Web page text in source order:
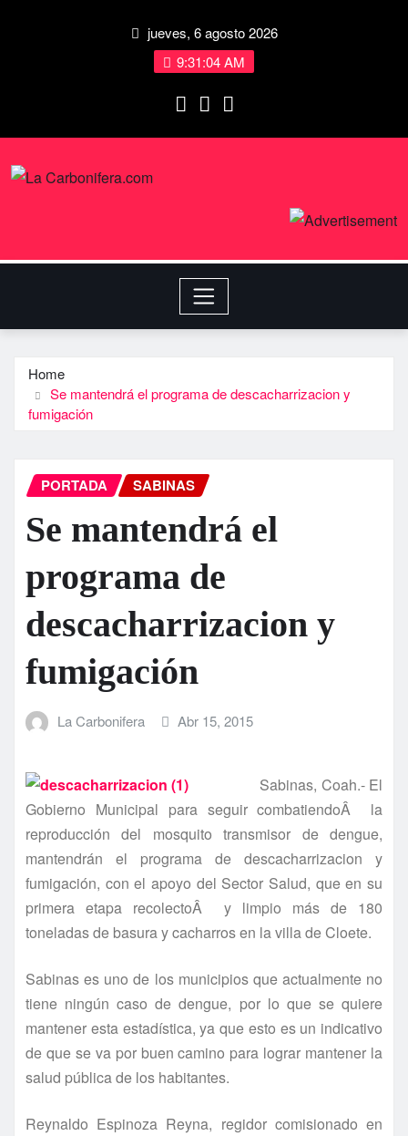
jueves, 6 agosto 2026
9:31:04 AM
Home
Se mantendrá el programa de descacharrizacion y
fumigación
PORTADA SABINAS
Se mantendrá el
programa de
descacharrizacion y
fumigación
La Carbonifera Abr 15, 2015
Sabinas, Coah.- El
Gobierno Municipal para seguir combatiendoÂ la
reproducción del mosquito transmisor de dengue,
mantendrán el programa de descacharrizacion y
fumigación, con el apoyo del Sector Salud, que en su
primera etapa recolectoÂ y limpio más de 180
toneladas de basura y cacharros en la villa de Cloete.
Sabinas es uno de los municipios que actualmente no
tiene ningún caso de dengue, por lo que se quiere
mantener esta estadí­stica, ya que esto es un indicativo
de que se va por buen camino para lograr mantener la
salud pública de los habitantes.
Reynaldo Espinoza Reyna, regidor comisionado en